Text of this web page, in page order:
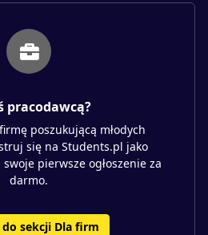
pracodawcą?
poszukującą młodych
się na Students.pl jako
pierwsze ogłoszenie za
darmo.
do sekcji Dla firm